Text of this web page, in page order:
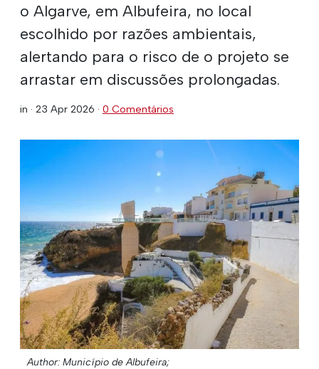
o Algarve, em Albufeira, no local
escolhido por razões ambientais,
alertando para o risco de o projeto se
arrastar em discussões prolongadas.
in · 23 Apr 2026 · 0 Comentários
Author: Município de Albufeira;